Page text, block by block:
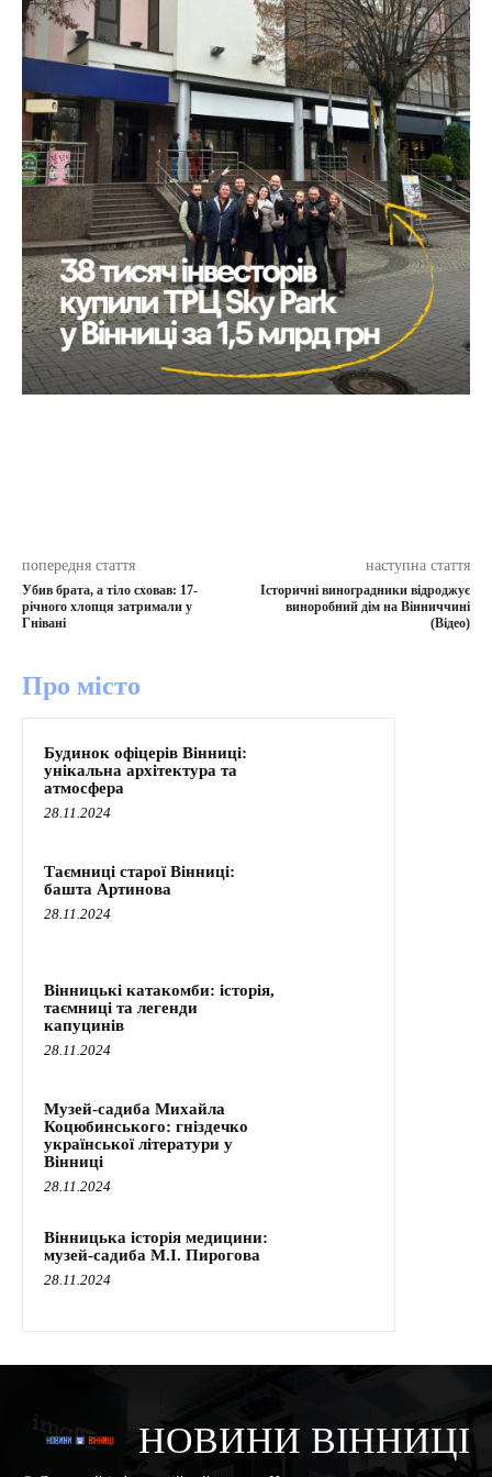
попередня стаття
Убив брата, а тіло сховав: 17-
річного хлопця затримали у
Гнівані
наступна стаття
Історичні виноградники відроджує
виноробний дім на Вінниччині
(Відео)
Про місто
Будинок офіцерів Вінниці:
унікальна архітектура та
атмосфера
28.11.2024
Таємниці старої Вінниці:
башта Артинова
28.11.2024
Вінницькі катакомби: історія,
таємниці та легенди
капуцинів
28.11.2024
Музей-садиба Михайла
Коцюбинського: гніздечко
української літератури у
Вінниці
28.11.2024
Вінницька історія медицини:
музей-садиба М.І. Пирогова
28.11.2024
НОВИНИ ВІННИЦІ